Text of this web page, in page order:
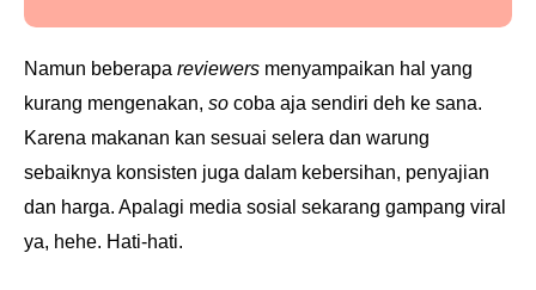
Namun beberapa reviewers menyampaikan hal yang
kurang mengenakan, so coba aja sendiri deh ke sana.
Karena makanan kan sesuai selera dan warung
sebaiknya konsisten juga dalam kebersihan, penyajian
dan harga. Apalagi media sosial sekarang gampang viral
ya, hehe. Hati-hati.